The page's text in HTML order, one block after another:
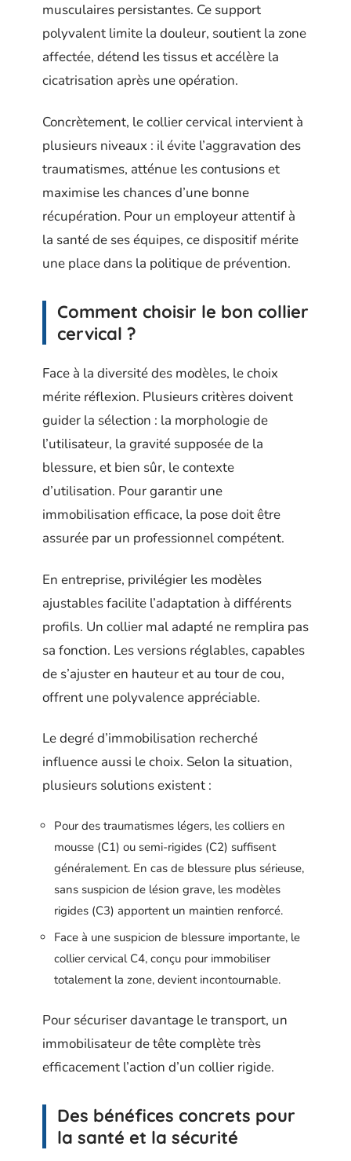
musculaires persistantes. Ce support
polyvalent limite la douleur, soutient la zone
affectée, détend les tissus et accélère la
cicatrisation après une opération.
Concrètement, le collier cervical intervient à
plusieurs niveaux : il évite l’aggravation des
traumatismes, atténue les contusions et
maximise les chances d’une bonne
récupération. Pour un employeur attentif à
la santé de ses équipes, ce dispositif mérite
une place dans la politique de prévention.
Comment choisir le bon collier
cervical ?
Face à la diversité des modèles, le choix
mérite réflexion. Plusieurs critères doivent
guider la sélection : la morphologie de
l’utilisateur, la gravité supposée de la
blessure, et bien sûr, le contexte
d’utilisation. Pour garantir une
immobilisation efficace, la pose doit être
assurée par un professionnel compétent.
En entreprise, privilégier les modèles
ajustables facilite l’adaptation à différents
profils. Un collier mal adapté ne remplira pas
sa fonction. Les versions réglables, capables
de s’ajuster en hauteur et au tour de cou,
offrent une polyvalence appréciable.
Le degré d’immobilisation recherché
influence aussi le choix. Selon la situation,
plusieurs solutions existent :
Pour des traumatismes légers, les colliers en
mousse (C1) ou semi-rigides (C2) suffisent
généralement. En cas de blessure plus sérieuse,
sans suspicion de lésion grave, les modèles
rigides (C3) apportent un maintien renforcé.
Face à une suspicion de blessure importante, le
collier cervical C4, conçu pour immobiliser
totalement la zone, devient incontournable.
Pour sécuriser davantage le transport, un
immobilisateur de tête complète très
efficacement l’action d’un collier rigide.
Des bénéfices concrets pour
la santé et la sécurité